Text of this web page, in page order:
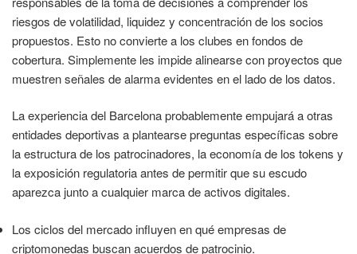
riesgos de volatilidad, liquidez y concentración de los socios
propuestos. Esto no convierte a los clubes en fondos de
cobertura. Simplemente les impide alinearse con proyectos que
muestren señales de alarma evidentes en el lado de los datos.
La experiencia del Barcelona probablemente empujará a otras
entidades deportivas a plantearse preguntas específicas sobre
la estructura de los patrocinadores, la economía de los tokens y
la exposición regulatoria antes de permitir que su escudo
aparezca junto a cualquier marca de activos digitales.
Los ciclos del mercado influyen en qué empresas de
criptomonedas buscan acuerdos de patrocinio.